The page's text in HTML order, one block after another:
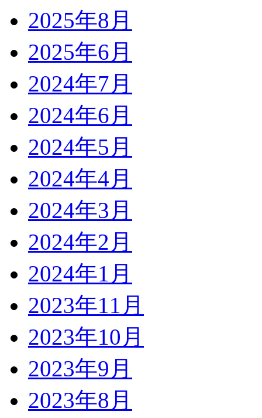
2025年8月
2025年6月
2024年7月
2024年6月
2024年5月
2024年4月
2024年3月
2024年2月
2024年1月
2023年11月
2023年10月
2023年9月
2023年8月